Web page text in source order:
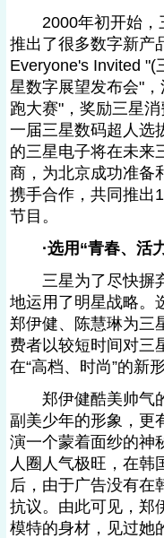
2000年初开始，三
推出了很多数字新
Everyone's Invited "(
星数字展望发布会"
跑大赛"，奖励三星
一届三星数码超人选
的三星电子将在未来
商，为北京成功准备
携手合作，共同推出
节目。
·选用“青春、活
三星为了尽快摒弃
地运用了明星战略。
郑伊健、陈慧琳为三
费者以较短时间对三
在“高档、时尚”的新
郑伊健酷美帅气的
副美少年的形象，更
演一个蒙着面纱的神
人圈人气极旺，在韩
后，由于广告没有在
抗议。由此可见，郑
模特的身材，见过她